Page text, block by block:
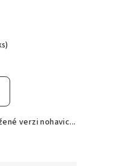
verzi nohavic...